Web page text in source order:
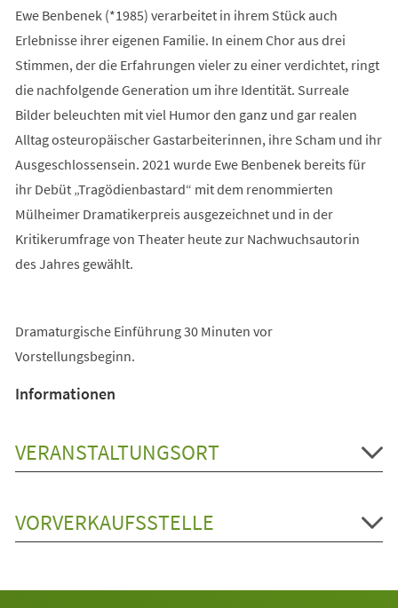
Ewe Benbenek (*1985) verarbeitet in ihrem Stück auch
Erlebnisse ihrer eigenen Familie. In einem Chor aus drei
Stimmen, der die Erfahrungen vieler zu einer verdichtet, ringt
die nachfolgende Generation um ihre Identität. Surreale
Bilder beleuchten mit viel Humor den ganz und gar realen
Alltag osteuropäischer Gastarbeiterinnen, ihre Scham und ihr
Ausgeschlossensein. 2021 wurde Ewe Benbenek bereits für
ihr Debüt „Tragödienbastard“ mit dem renommierten
Mülheimer Dramatikerpreis ausgezeichnet und in der
Kritikerumfrage von Theater heute zur Nachwuchsautorin
des Jahres gewählt.
Dramaturgische Einführung 30 Minuten vor
Vorstellungsbeginn.
Informationen
VERANSTALTUNGSORT
VORVERKAUFSSTELLE